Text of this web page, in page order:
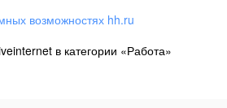
возможностях hh.ru
в категории «Работа»